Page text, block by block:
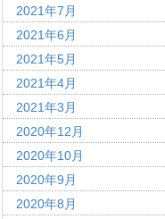
2021年7月
2021年6月
2021年5月
2021年4月
2021年3月
2020年12月
2020年10月
2020年9月
2020年8月